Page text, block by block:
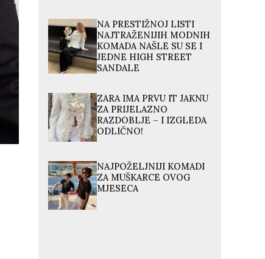
NA PRESTIŽNOJ LISTI
NAJTRAŽENIJIH MODNIH
KOMADA NAŠLE SU SE I
JEDNE HIGH STREET
SANDALE
ZARA IMA PRVU IT JAKNU
ZA PRIJELAZNO
RAZDOBLJE – I IZGLEDA
ODLIČNO!
NAJPOŽELJNIJI KOMADI
ZA MUŠKARCE OVOG
MJESECA